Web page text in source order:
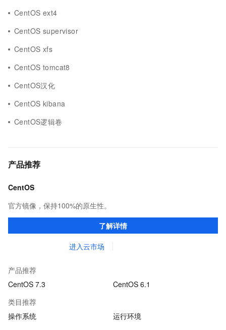
CentOS ext4
CentOS supervisor
CentOS xfs
CentOS tomcat8
CentOS汉化
CentOS kibana
CentOS逻辑卷
产品推荐
CentOS
官方镜像，保持100%的原生性。
了解详情
进入云市场
产品推荐
CentOS 7.3
CentOS 6.1
类目推荐
操作系统
运行环境